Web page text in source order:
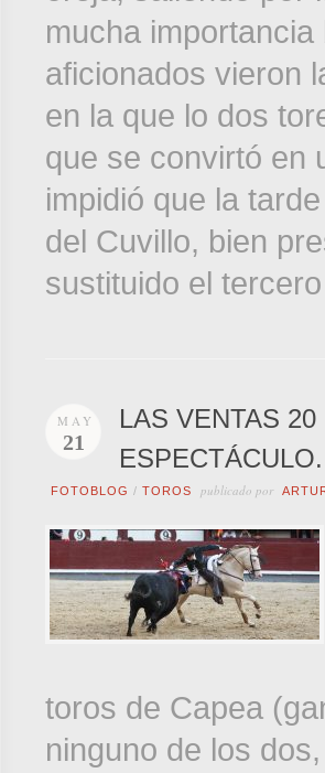
mucha
aficionados vieron
en la que lo dos
que se convirtó en
impidió que la
del Cuvillo, bien
sustituido el
MAY
21
LAS VENTAS
ESPECTÁCULO.
FOTOBLOG / TOROS publicado por
toros de Capea
ninguno de los